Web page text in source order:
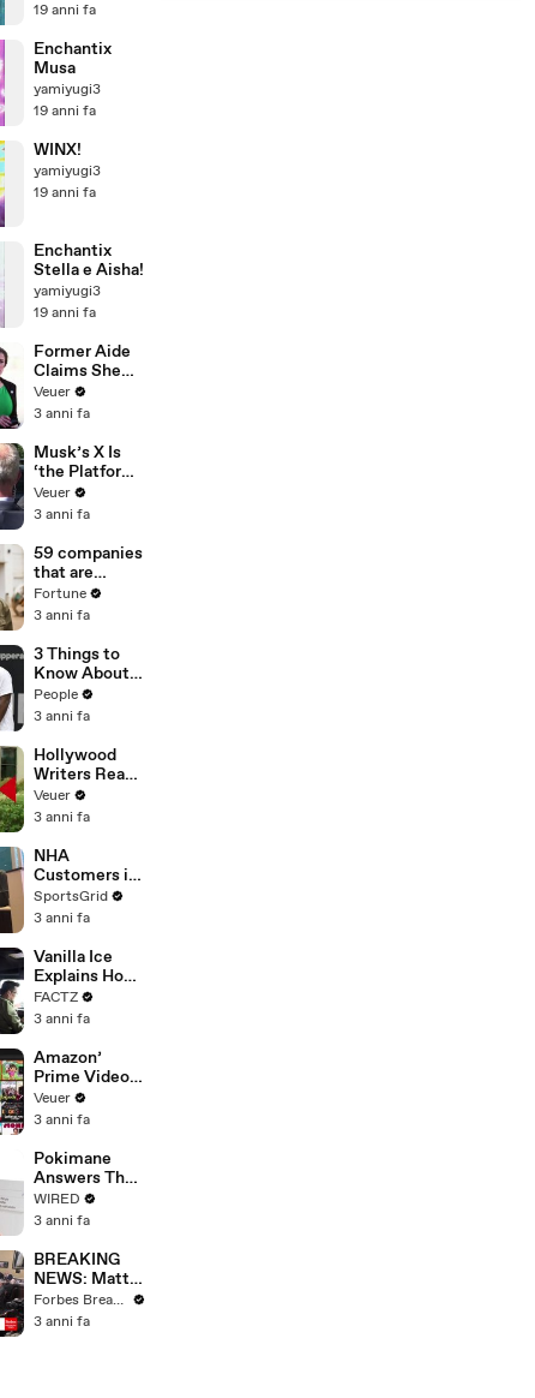
19 anni fa
Enchantix
Musa
yamiyugi3
19 anni fa
WINX!
yamiyugi3
19 anni fa
Enchantix
Stella e Aisha!
yamiyugi3
19 anni fa
Former Aide
Claims She
Was Asked to
Make a ‘Hit
Trump
Veuer
3 anni fa
Musk’s X Is
‘the Platform
With the
Largest Ratio
Misinformatio
n or
Disinformatio
n’ Amongst
All Social
Media
Platforms
Veuer
3 anni fa
59 companies
that are
changing the
world: From
Chobani
Fortune
3 anni fa
3 Things to
Know About
Coco Gauff's
Parents
People
3 anni fa
Hollywood
Writers Reach
‘Tentative
Agreement’
After 146 Day
Strike
Veuer
3 anni fa
NHA
Customers in
Limbo as
Company
Potential
Merger
SportsGrid
3 anni fa
Vanilla Ice
Explains How
the 90’s
Shaped
FACTZ
3 anni fa
Amazon’
Prime Video
Will Show
Commercials
Year
Veuer
3 anni fa
Pokimane
Answers The
Web's Most
Searched
WIRED
3 anni fa
BREAKING
NEWS: Matt
Gaetz Tells
House
Forbes Breaking News
3 anni fa